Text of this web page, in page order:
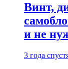
Винт,
и не
3 года